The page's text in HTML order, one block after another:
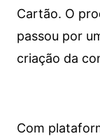
Cartão. O
passou por
criação da
Com